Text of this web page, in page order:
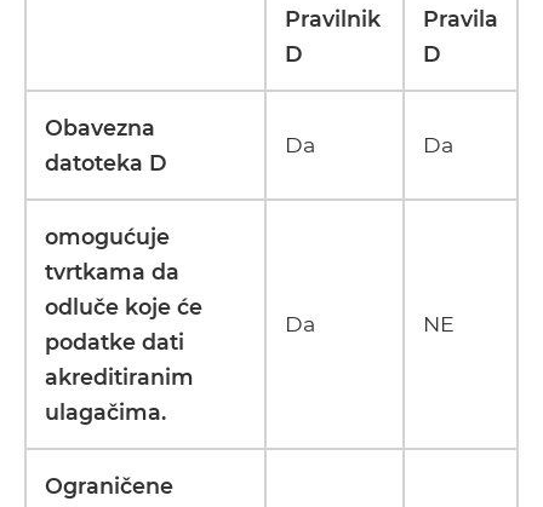
Pravilnik
D
Pravila
D
Obavezna
datoteka D
Da Da
omogućuje
tvrtkama da
odluče koje će
podatke dati
akreditiranim
ulagačima.
Da NE
Ograničene